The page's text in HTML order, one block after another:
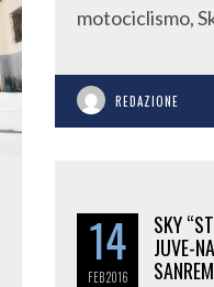
motociclismo,
REDAZIONE
14
FEB2016
SKY
JUVE-